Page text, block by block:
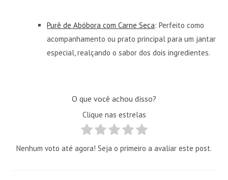
Purê de Abóbora com Carne Seca: Perfeito como
acompanhamento ou prato principal para um jantar
especial, realçando o sabor dos dois ingredientes.
O que você achou disso?
Clique nas estrelas
Nenhum voto até agora! Seja o primeiro a avaliar este post.